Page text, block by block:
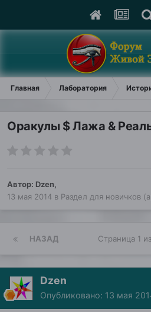
Главная Лаборатория
Оракулы $ Лажа &
Автор: Dzen,
13 мая 2014 в Раздел для новичков
НАЗАД Страница 1
Dzen
Опубликовано: 13 мая